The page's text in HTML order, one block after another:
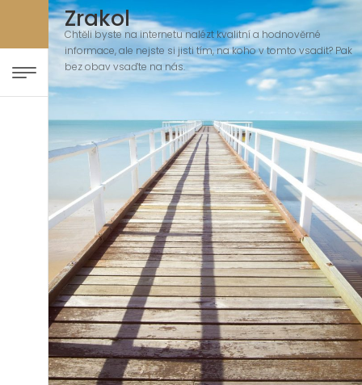
Zrakol
Chtěli byste na internetu nalézt kvalitní a hodnověrné
informace, ale nejste si jisti tím, na koho v tomto vsadit? Pak
bez obav vsaďte na nás.